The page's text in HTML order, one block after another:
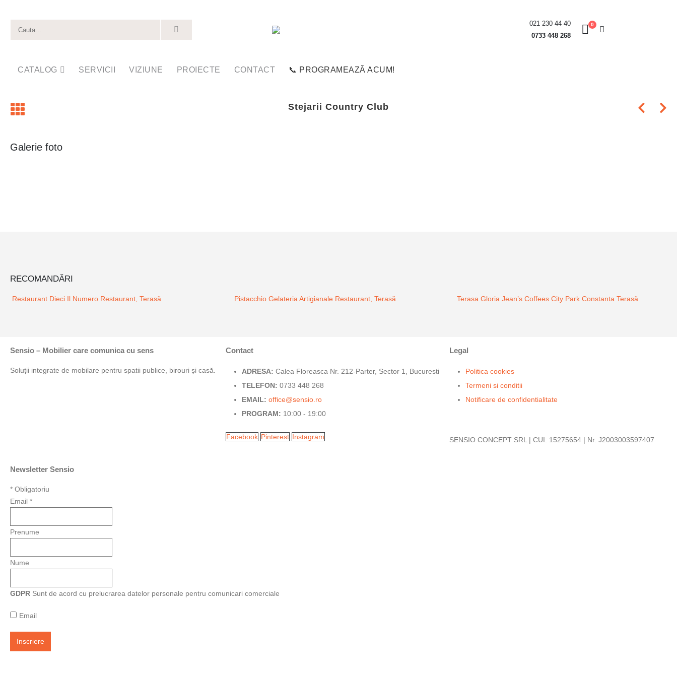
021 230 44 40
0733 448 268
0
CATALOG SERVICII VIZIUNE PROIECTE CONTACT 📞 PROGRAMEAZĂ ACUM!
Stejarii Country Club
Galerie foto
RECOMANDĂRI
Restaurant Dieci Il Numero Restaurant, Terasă Pistacchio Gelateria Artigianale Restaurant, Terasă Terasa Gloria Jean’s Coffees City Park Constanta Terasă
Sensio – Mobilier care comunica cu sens
Soluții integrate de mobilare pentru spatii publice, birouri și casă.
Contact
ADRESA: Calea Floreasca Nr. 212-Parter, Sector 1, Bucuresti
TELEFON: 0733 448 268
EMAIL: office@sensio.ro
PROGRAM: 10:00 - 19:00
Facebook Pinterest Instagram
Legal
Politica cookies
Termeni si conditii
Notificare de confidentialitate
SENSIO CONCEPT SRL | CUI: 15275654 | Nr. J2003003597407
Newsletter Sensio
* Obligatoriu
Email *
Prenume
Nume
GDPR Sunt de acord cu prelucrarea datelor personale pentru comunicari comerciale
Email